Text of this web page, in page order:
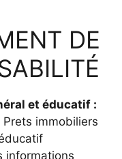
DE
et éducatif :
immobiliers
informations